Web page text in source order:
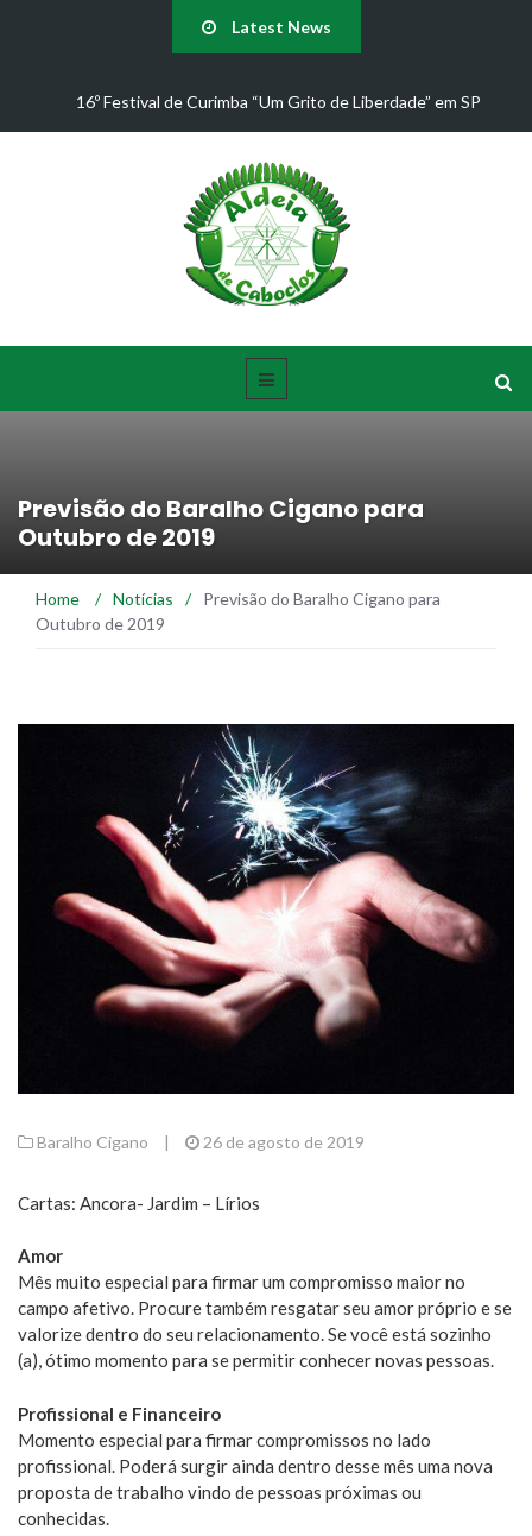
Latest News
16º Festival de Curimba “Um Grito de Liberdade” em SP Juliana
Previsão do Baralho Cigano para
Outubro de 2019
Home / Notícias /
Previsão do Baralho Cigano para
Outubro de 2019
Baralho Cigano | 26 de agosto de 2019
Cartas: Ancora- Jardim – Lírios
Amor
Mês muito especial para firmar um compromisso maior no
campo afetivo. Procure também resgatar seu amor próprio e se
valorize dentro do seu relacionamento. Se você está sozinho
(a), ótimo momento para se permitir conhecer novas pessoas.
Profissional e Financeiro
Momento especial para firmar compromissos no lado
profissional. Poderá surgir ainda dentro desse mês uma nova
proposta de trabalho vindo de pessoas próximas ou
conhecidas.